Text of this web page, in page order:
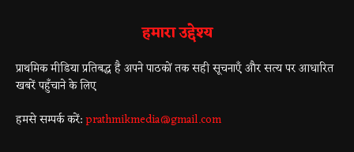
हमारा उद्देश्य
प्राथमिक मीडिया प्रतिबद्ध है अपने पाठकों तक सही सूचनाएँ और सत्य पर आधारित
खबरें पहुँचाने के लिए
हमसे सम्पर्क करें:prathmikmedia@gmail.com